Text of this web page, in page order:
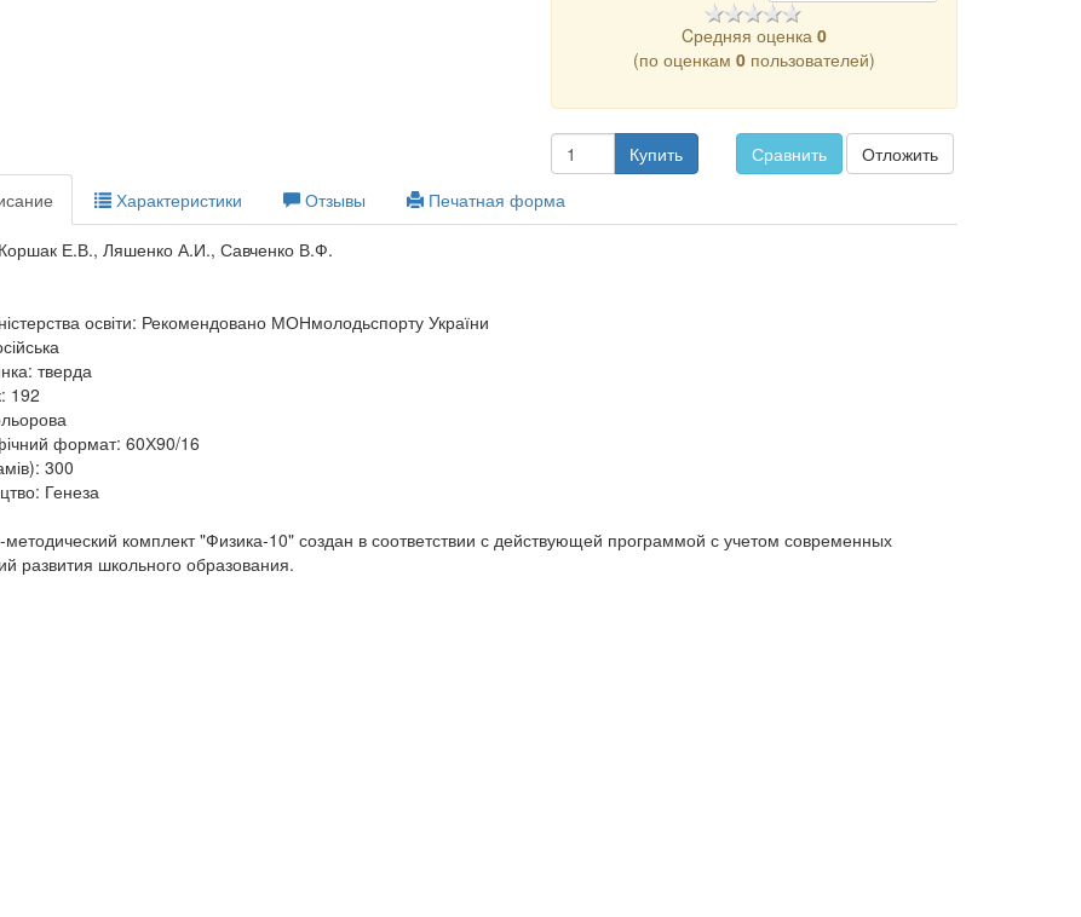
Cредняя оценка0
(по оценкам0 пользователей)
Купить Сравнить
Отложить
Характеристики Отзывы Печатная форма
Е.В., Ляшенко А.И., Савченко В.Ф.
освіти: Рекомендовано МОНмолодьспорту України
тверда
192
формат: 60Х90/16
300
Генеза
комплект "Физика-10" создан в соответствии с действующей программой с учетом современных
развития школьного образования.